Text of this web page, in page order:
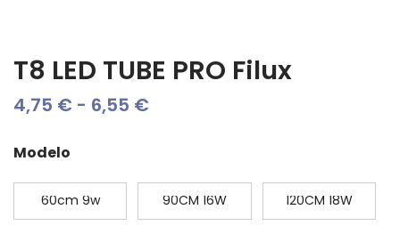
T8 LED TUBE PRO Filux
4,75 € - 6,55 €Rango
desde
Modelo
TUBO LED
60cm 9w
CCT
TUBO LED
90CM 16W
CCT
TUBO LED
120CM 18W
CCT